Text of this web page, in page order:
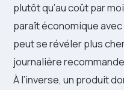
plutôt qu’au coût par
paraît économique
peut se révéler plus
journalière
À l’inverse, un produit